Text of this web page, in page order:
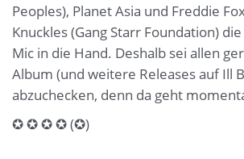
Peoples), Planet Asia und Freddie
Knuckles (Gang Starr Foundation)
Mic in die Hand. Deshalb sei allen
Album (und weitere Releases auf Ill
abzuchecken, denn da geht
✪ ✪ ✪ ✪ (✪)